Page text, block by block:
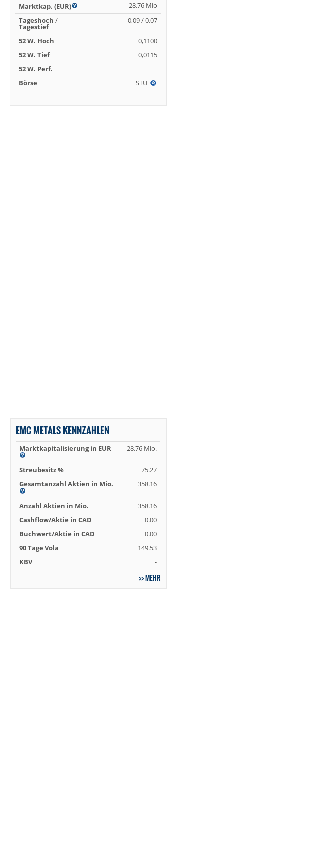
Marktkap. (EUR)
28,76 Mio
Tageshoch /
Tagestief
0,09 / 0,07
52 W. Hoch
0,1100
52 W. Tief
0,0115
52 W. Perf.
Börse
STU
EMC METALS KENNZAHLEN
Marktkapitalisierung in EUR 28.76 Mio.
Streubesitz %
75.27
Gesamtanzahl Aktien in Mio.
358.16
Anzahl Aktien in Mio.
358.16
Cashflow/Aktie in CAD
0.00
Buchwert/Aktie in CAD
0.00
90 Tage Vola
149.53
KBV
-
MEHR